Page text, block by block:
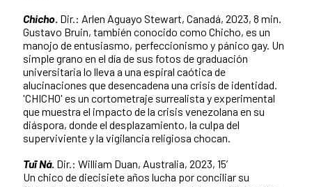
Chicho Dir.: Arlen Aguayo Stewart, Canadá, 2023, 8 min.
Gustavo Bruin, también conocido como Chicho, es un
manojo de entusiasmo, perfeccionismo y pánico gay. Un
simple grano en el día de sus fotos de graduación
universitaria lo lleva a una espiral caótica de
alucinaciones que desencadena una crisis de identidad.
'CHICHO' es un cortometraje surrealista y experimental
que muestra el impacto de la crisis venezolana en su
diáspora, donde el desplazamiento, la culpa del
superviviente y la vigilancia religiosa chocan.
Tuī Ná. Dir.: William Duan, Australia, 2023, 15’
Un chico de diecisiete años lucha por conciliar su